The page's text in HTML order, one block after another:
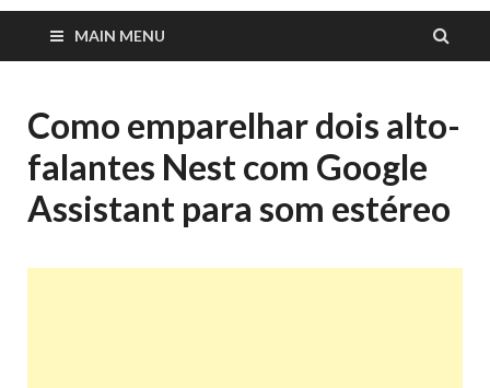
MAIN MENU
Como emparelhar dois alto-
falantes Nest com Google
Assistant para som estéreo